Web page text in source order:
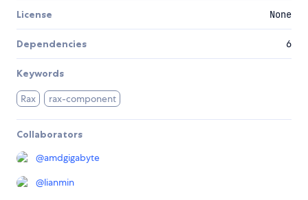
License None
Dependencies 6
Keywords
Rax rax-component
Collaborators
@amdgigabyte
@lianmin